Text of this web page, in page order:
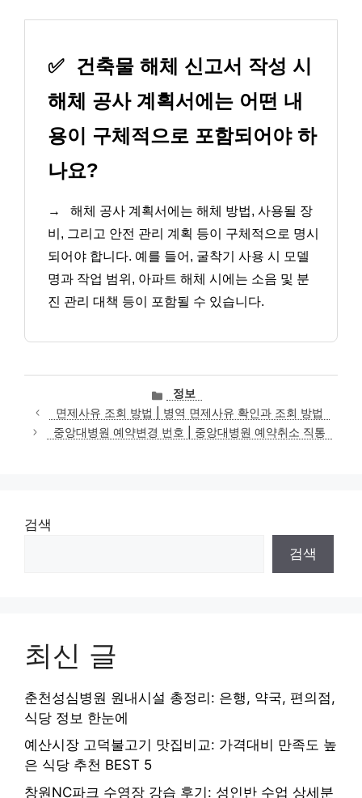
✅
건축물 해체 신고서 작성 시
해체 공사 계획서에는 어떤 내
용이 구체적으로 포함되어야 하
나요?
→
해체 공사 계획서에는 해체 방법, 사용될 장
비, 그리고 안전 관리 계획 등이 구체적으로 명시
되어야 합니다. 예를 들어, 굴착기 사용 시 모델
명과 작업 범위, 아파트 해체 시에는 소음 및 분
진 관리 대책 등이 포함될 수 있습니다.
카
테
고
리
정보
면제사유 조회 방법 | 병역 면제사유 확인과 조회 방법
중앙대병원 예약변경 번호 | 중앙대병원 예약취소 직통
검색
검색
최신 글
춘천성심병원 원내시설 총정리: 은행, 약국, 편의점,
식당 정보 한눈에
예산시장 고덕불고기 맛집비교: 가격대비 만족도 높
은 식당 추천 BEST 5
창원NC파크 수영장 강습 후기: 성인반 수업 상세분